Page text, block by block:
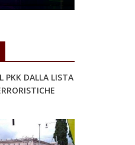
PKK DALLA LISTA